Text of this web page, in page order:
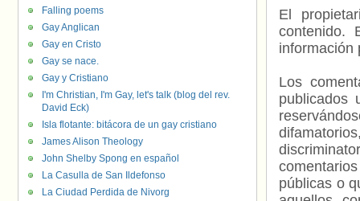
El
contenido.
información
Los
publicados
públicas o
Falling poems
Gay Anglican
Gay en Cristo
Gay se nace.
Gay y Cristiano
I'm Christian, I'm Gay, let's talk (blog del rev.
David Eck)
Isla flotante: bitácora de un gay cristiano
James Alison Theology
John Shelby Spong en español
La Casulla de San Ildefonso
La Ciudad Perdida de Nivorg